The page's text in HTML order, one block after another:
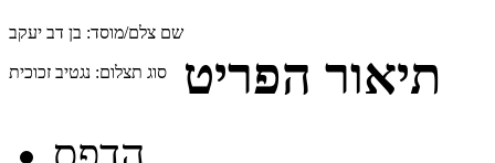
שם צלם/מוסד: בן דב יעקב
סוג תצלום: נגטיב זכוכית תיאור הפריט